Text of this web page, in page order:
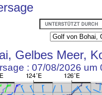
Gelbes Meer,
: 07/08/2026 um